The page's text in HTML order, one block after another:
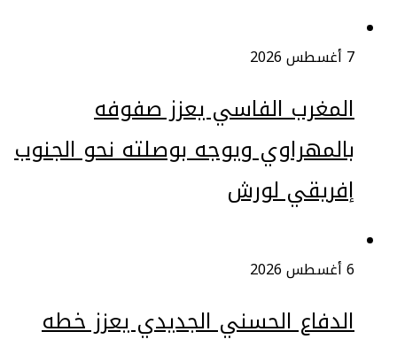
7 أغسطس 2026
المغرب الفاسي يعزز صفوفه
بالمهراوي ويوجه بوصلته نحو الجنوب
إفريقي لورش
6 أغسطس 2026
الدفاع الحسني الجديدي يعزز خطه